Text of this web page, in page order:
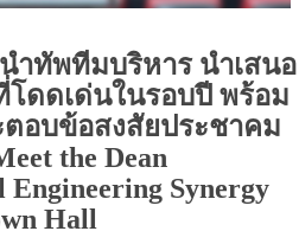
ทัพทีมบริหาร นำเสนอ
โดดเด่นในรอบปี พร้อม
อบข้อสงสัยประชาคม
the Dean
Synergy
Hall